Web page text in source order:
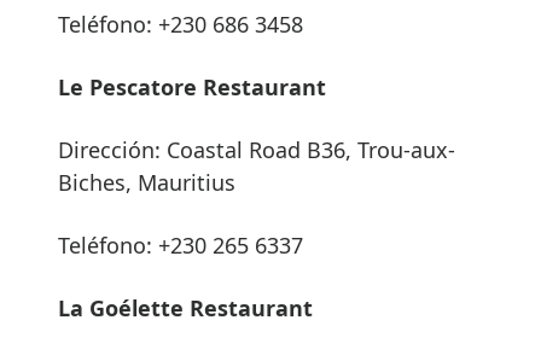
Teléfono: +230 686 3458
Le Pescatore Restaurant
Dirección: Coastal Road B36, Trou-aux-
Biches, Mauritius
Teléfono: +230 265 6337
La Goélette Restaurant